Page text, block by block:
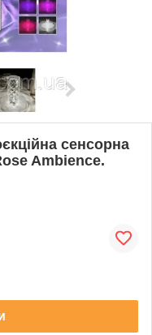
сенсорна
Ambience.